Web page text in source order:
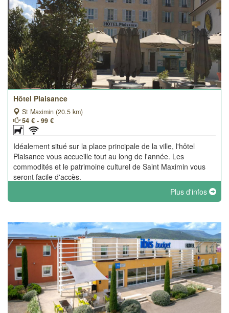
Hôtel Plaisance
St Maximin (20.5 km)
54 € - 99 €
Idéalement situé sur la place principale de la ville, l'hôtel
Plaisance vous accueille tout au long de l'année. Les
commodités et le patrimoine culturel de Saint Maximin vous
seront facile d'accès.
Plus d'infos